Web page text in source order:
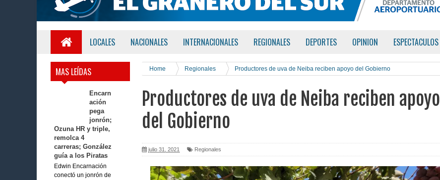
LOCALES NACIONALES INTERNACIONALES REGIONALES DEPORTES OPINION ESPECTACULOS
MAS LEÍDAS
Encarn
ación
pega
jonrón;
Ozuna HR y triple,
remolca 4
carreras; González
guía a los Piratas
Edwin Encarnación
conectó un jonrón de
Home Regionales Productores de uva de Neiba reciben apoyo del Gobierno
Productores de uva de Neiba reciben apoyo
del Gobierno
julio 31, 2021 Regionales